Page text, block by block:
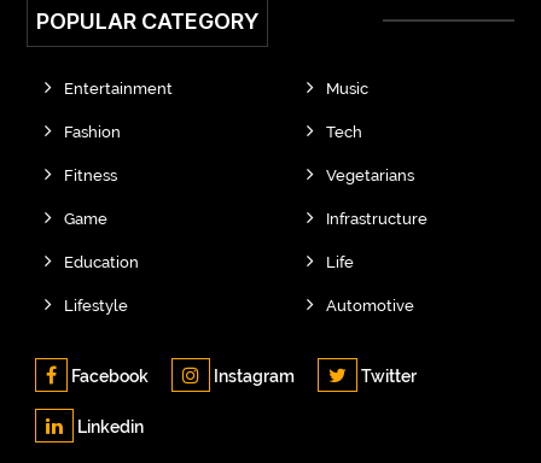
POPULAR CATEGORY
Entertainment
Fashion
Fitness
Game
Education
Lifestyle
Music
Tech
Vegetarians
Infrastructure
Life
Automotive
Facebook Instagram Twitter
Linkedin